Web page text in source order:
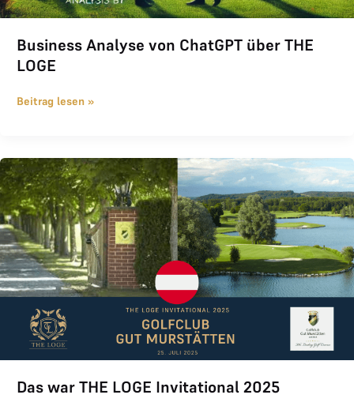
Business Analyse von ChatGPT über THE
LOGE
Beitrag lesen »
Das war THE LOGE Invitational 2025
Das war THE LOGE Invitational 2025